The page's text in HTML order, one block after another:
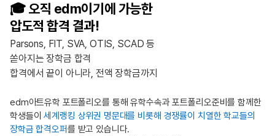
🎓 오직 edm이기에 가능한
압도적 합격 결과!
Parsons, FIT, SVA, OTIS, SCAD 등
쏟아지는 장학금 합격
합격에서 끝이 아니라, 전액 장학금까지
edm아트유학 포트폴리오를 통해 유학수속과 포트폴리오준비를 함께한
학생들이세계랭킹 상위권 명문대를 비롯해 경쟁률이 치열한 학교들의
장학금 합격오퍼를 받고 있습니다.